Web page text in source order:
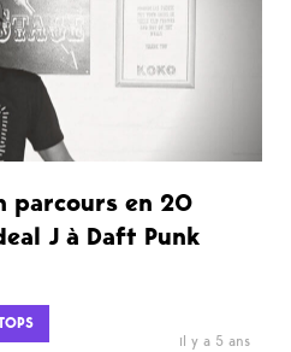
parcours en 20
J à Daft Punk
il y a 5 ans